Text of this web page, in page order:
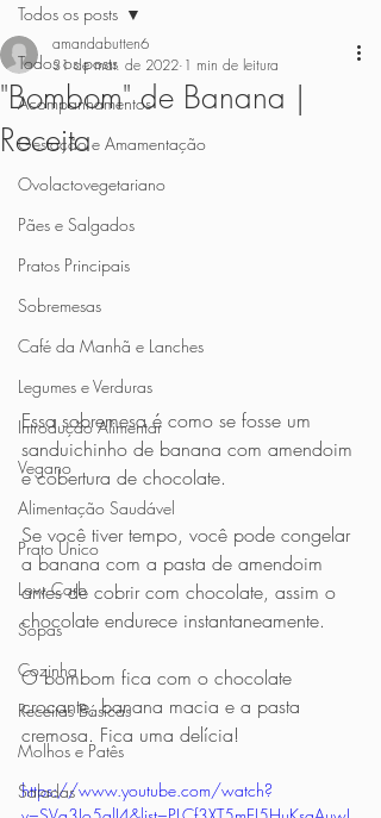
Todos os posts
Acompanhamentos
Gestação e Amamentação
Ovolactovegetariano
Pães e Salgados
Pratos Principais
Sobremesas
Café da Manhã e Lanches
Legumes e Verduras
Introdução Alimentar
Vegano
Alimentação Saudável
Prato Único
Low Carb
Sopas
Cozinha
Receitas Básicas
Molhos e Patês
Saladas
Todos os posts
"Bombom" de Banana |
Receita
amandabutten6
31 de mar. de 2022 1 min de leitura
Essa sobremesa é como se fosse um
sanduichinho de banana com amendoim
e cobertura de chocolate.
Se você tiver tempo, você pode congelar
a banana com a pasta de amendoim
antes de cobrir com chocolate, assim o
chocolate endurece instantaneamente.
O bombom fica com o chocolate
crocante, banana macia e a pasta
cremosa. Fica uma delícia!
https://www.youtube.com/watch?